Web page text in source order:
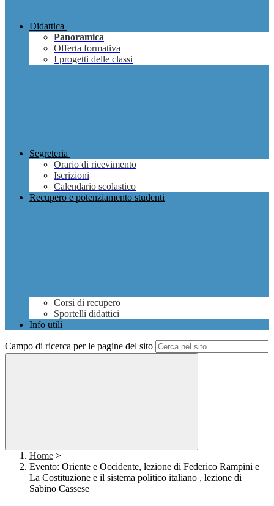
Didattica
Panoramica
Offerta formativa
I progetti delle classi
Segreteria
Orario di ricevimento
Iscrizioni
Calendario scolastico
Recupero e potenziamento studenti
Corsi di recupero
Sportelli didattici
Info utili
Campo di ricerca per le pagine del sito
Home >
Evento: Oriente e Occidente, lezione di Federico Rampini e
La Costituzione e il sistema politico italiano , lezione di
Sabino Cassese